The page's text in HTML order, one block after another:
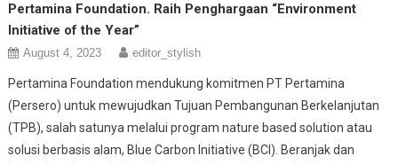
Pertamina Foundation. Raih Penghargaan “Environment
Initiative of the Year”
August 4, 2023 editor_stylish
Pertamina Foundation mendukung komitmen PT Pertamina
(Persero) untuk mewujudkan Tujuan Pembangunan Berkelanjutan
(TPB), salah satunya melalui program nature based solution atau
solusi berbasis alam, Blue Carbon Initiative (BCI). Beranjak dan